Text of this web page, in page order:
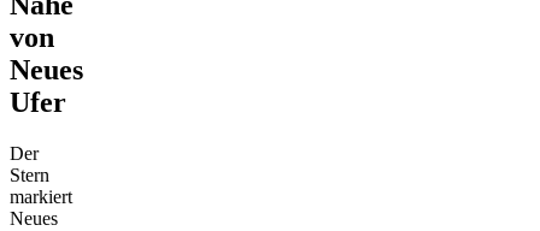
von
Neues
Ufer
Der
Stern
markiert
Neues